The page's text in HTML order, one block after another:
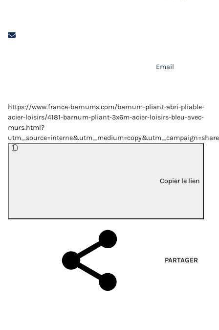
Email
https://www.france-barnums.com/barnum-pliant-abri-pliable-
acier-loisirs/4181-barnum-pliant-3x6m-acier-loisirs-bleu-avec-
murs.html?
Copier le lien
PARTAGER